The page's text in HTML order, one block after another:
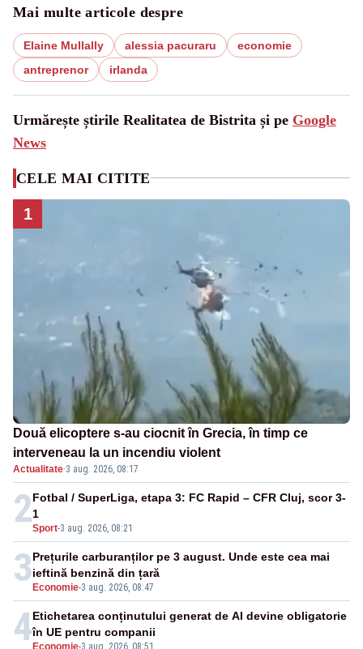
Mai multe articole despre
Elaine Mullally alessia pacuraru
economie
antreprenor
irlanda
Urmărește știrile Realitatea de Bistrita și pe Google
News
CELE MAI CITITE
1
Două elicoptere s-au ciocnit în Grecia, în timp ce
interveneau la un incendiu violent
Actualitate·3 aug. 2026, 08:17
2Sport-3 aug. 2026, 08:21
Fotbal / SuperLiga, etapa 3: FC Rapid – CFR Cluj, scor 3-
1
3 Economie-3 aug. 2026, 08:47
Prețurile carburanților pe 3 august. Unde este cea mai
ieftină benzină din țară
4 Economie-3 aug. 2026, 08:51
Etichetarea conținutului generat de AI devine obligatorie
în UE pentru companii